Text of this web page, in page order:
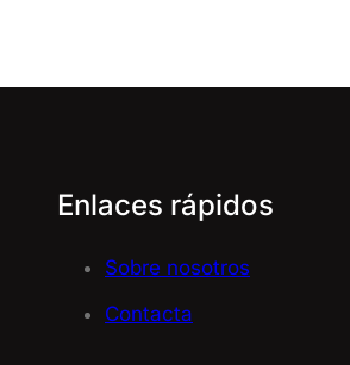
Enlaces rápidos
Sobre nosotros
Contacta